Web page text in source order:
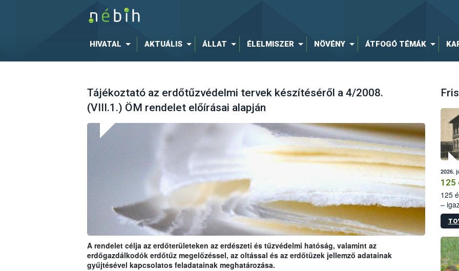
HIVATAL AKTUÁLIS ÁLLAT ÉLELMISZER NÖVÉNY ÁTFOGÓ TÉMÁK
Tájékoztató az erdőtűzvédelmi tervek készítéséről a 4/2008.
(VIII.1.) ÖM rendelet előírásai alapján
A rendelet célja az erdőterületeken az erdészeti és tűzvédelmi hatóság, valamint az
erdőgazdálkodók erdőtűz megelőzéssel, az oltással és az erdőtüzek jellemző adatainak
gyűjtésével kapcsolatos feladatainak meghatározása.
2026.
125
125
–
15.